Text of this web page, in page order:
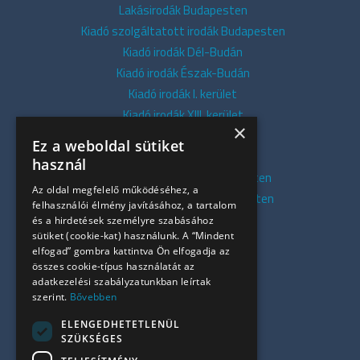
Lakásirodák Budapesten
Kiadó szolgáltatott irodák Budapesten
Kiadó irodák Dél-Budán
Kiadó irodák Észak-Budán
Kiadó irodák I. kerület
Kiadó irodák XIII. kerület
Kiadó irodák V. kerület
Kiadó irodák XI. kerület
Kiadó belvárosi irodák Budapesten
Kiadó presztízs irodák Budapesten
Kiadó azonnali irodák
Összes iroda
Szolgáltatásaink
Referenciák
Irodapiaci hírek
+36 30 949 9709
×
Ez a weboldal sütiket
használ
Az oldal megfelelő működéséhez, a
felhasználói élmény javításához, a tartalom
és a hirdetések személyre szabásához
sütiket (cookie-kat) használunk. A “Mindent
elfogad” gombra kattintva Ön elfogadja az
összes cookie-típus használatát az
adatkezelési szabályzatunkban leírtak
szerint. Bővebben
ELENGEDHETETLENÜL
SZÜKSÉGES